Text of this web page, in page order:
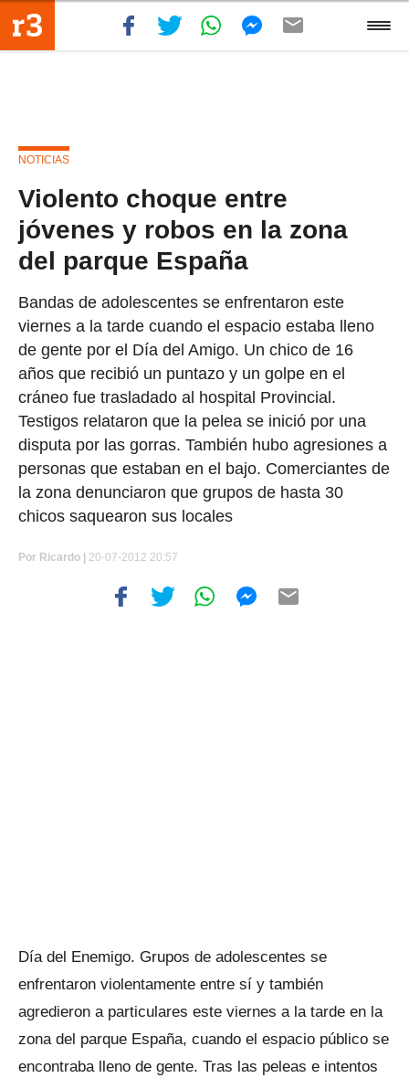
NOTICIAS
Violento choque entre
jóvenes y robos en la zona
del parque España
Bandas de adolescentes se enfrentaron este
viernes a la tarde cuando el espacio estaba lleno
de gente por el Día del Amigo. Un chico de 16
años que recibió un puntazo y un golpe en el
cráneo fue trasladado al hospital Provincial.
Testigos relataron que la pelea se inició por una
disputa por las gorras. También hubo agresiones a
personas que estaban en el bajo. Comerciantes de
la zona denunciaron que grupos de hasta 30
chicos saquearon sus locales
Por Ricardo | 20-07-2012 20:57
Día del Enemigo. Grupos de adolescentes se
enfrentaron violentamente entre sí y también
agredieron a particulares este viernes a la tarde en la
zona del parque España, cuando el espacio público se
encontraba lleno de gente. Tras las peleas e intentos